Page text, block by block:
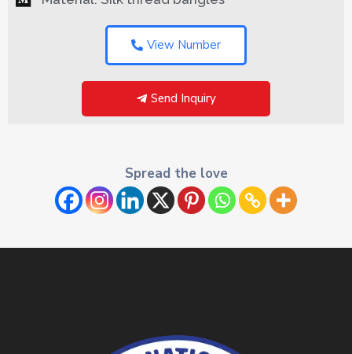
View Number
Send Inquiry
Spread the love